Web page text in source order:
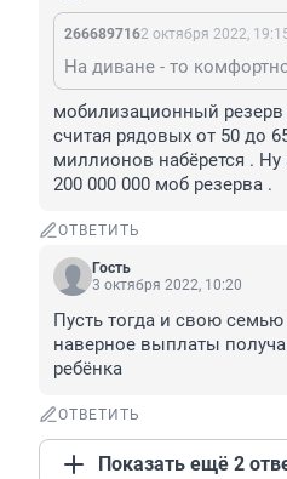
2666897162 октября 2022,
мобилизационный резерв
считая рядовых от 50 до
миллионов набёрется .
200 000 000 моб резерва .
ОТВЕТИТЬ
Гость
3 октября 2022, 10:20
Пусть тогда и свою семью
наверное выплаты
ребёнка
ОТВЕТИТЬ
Показать ещё 2